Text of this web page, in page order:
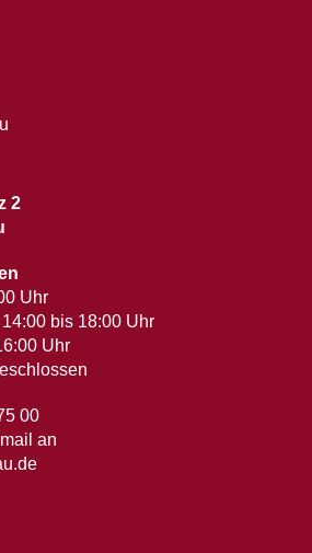
2
Uhr
bis 18:00 Uhr
Uhr
00
an